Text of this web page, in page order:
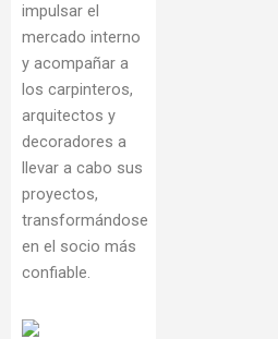
impulsar el
mercado interno
y acompañar a
los carpinteros,
arquitectos y
decoradores a
llevar a cabo sus
proyectos,
transformándose
en el socio más
confiable.